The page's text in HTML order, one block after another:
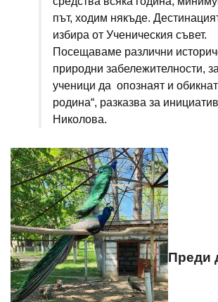
път, ходим някъде.
избира от Ученическия съвет.
Посещаваме различни
природни забележителности,
ученици да опознаят и
родина“, разказва за
Николова.
Преди